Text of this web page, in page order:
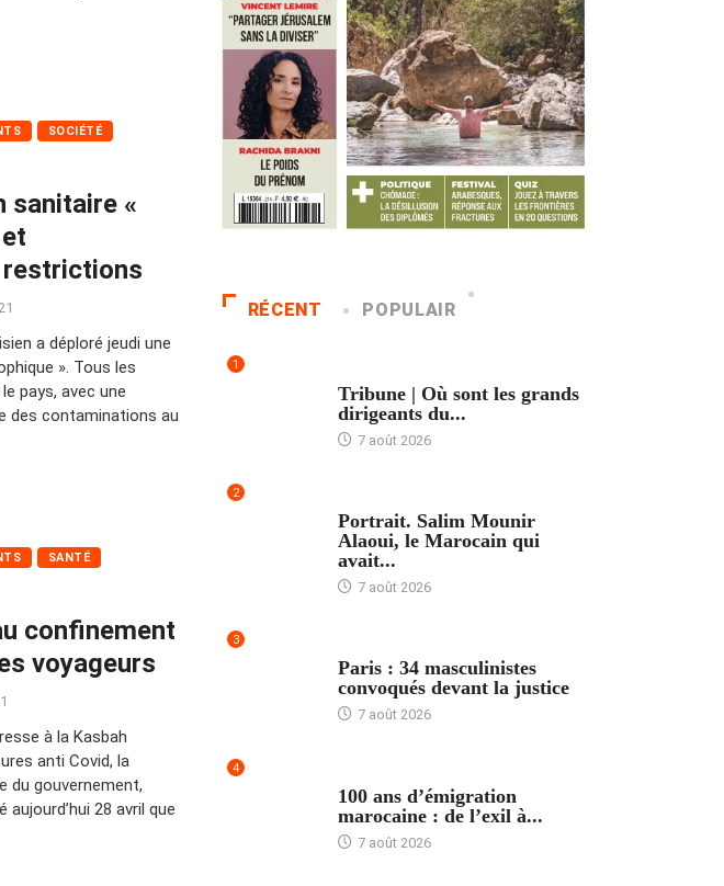
SOCIÉTÉ
sanitaire «
a déploré jeudi une
». Tous les
pays, avec une
des contaminations au
SANTÉ
confinement
voyageurs
à la Kasbah
anti Covid, la
du gouvernement,
aujourd’hui 28 avril que
RÉCENT POPULAIR
1
Tribune | Où sont les grands
dirigeants du...
7 août 2026
2
Portrait. Salim Mounir
Alaoui, le Marocain qui
avait...
7 août 2026
3
Paris : 34 masculinistes
convoqués devant la justice
7 août 2026
4
100 ans d’émigration
marocaine : de l’exil à...
7 août 2026